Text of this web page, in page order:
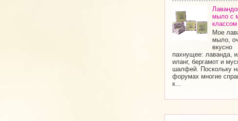
мыло с
классом
Мое
мыло,
вкусно
пахнущее: лаванда,
иланг, бергамот и
шалфей. Поскольку
форумах многие
к...